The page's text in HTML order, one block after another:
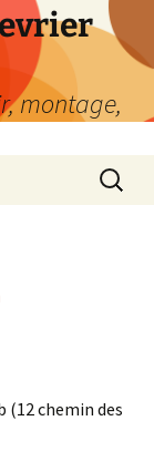
montage,
(12 chemin des